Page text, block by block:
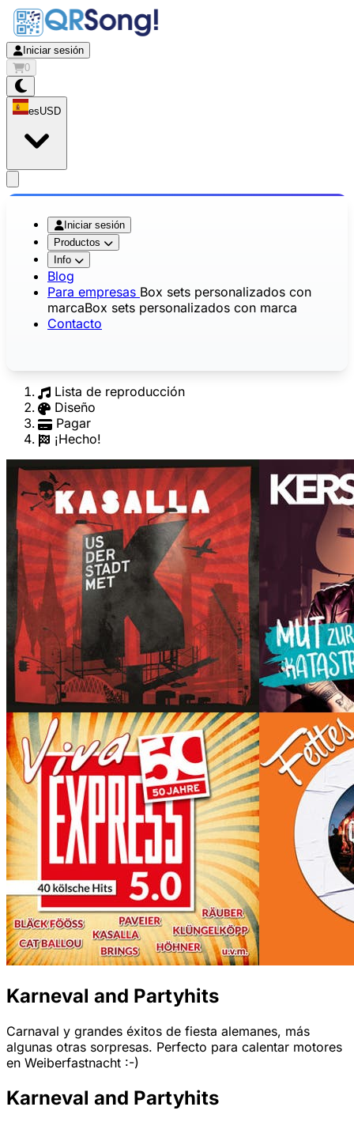
Iniciar sesión
0
esUSD
Iniciar sesión
Productos
Info
Blog
Para empresas Box sets personalizados con
marcaBox sets personalizados con marca
Contacto
Lista de reproducción
Diseño
Pagar
¡Hecho!
Karneval and Partyhits
Carnaval y grandes éxitos de fiesta alemanes, más
algunas otras sorpresas. Perfecto para calentar motores
en Weiberfastnacht :-)
Karneval and Partyhits